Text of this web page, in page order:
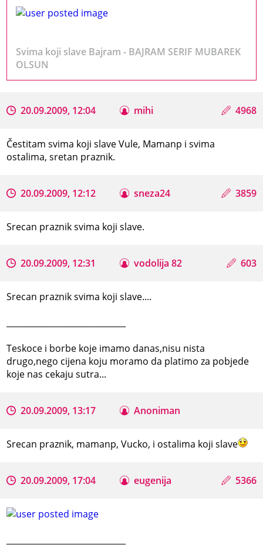
Svima koji slave Bajram - BAJRAM SERIF MUBAREK
OLSUN
20.09.2009, 12:04 mihi 4968
Čestitam svima koji slave Vule, Mamanp i svima
ostalima, sretan praznik.
20.09.2009, 12:12 sneza24 3859
Srecan praznik svima koji slave.
20.09.2009, 12:31 vodolija 82 603
Srecan praznik svima koji slave....
Teskoce i borbe koje imamo danas,nisu nista
drugo,nego cijena koju moramo da platimo za pobjede
koje nas cekaju sutra...
20.09.2009, 13:17 Anoniman
Srecan praznik, mamanp, Vucko, i ostalima koji slave
20.09.2009, 17:04 eugenija 5366